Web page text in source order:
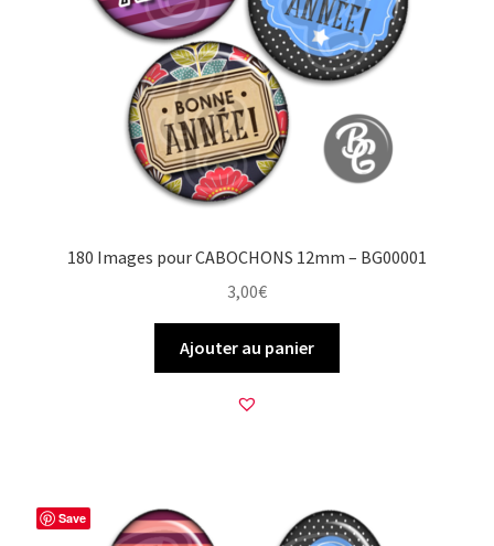
180 Images pour CABOCHONS 12mm – BG00001
3,00€
Ajouter au panier
Save